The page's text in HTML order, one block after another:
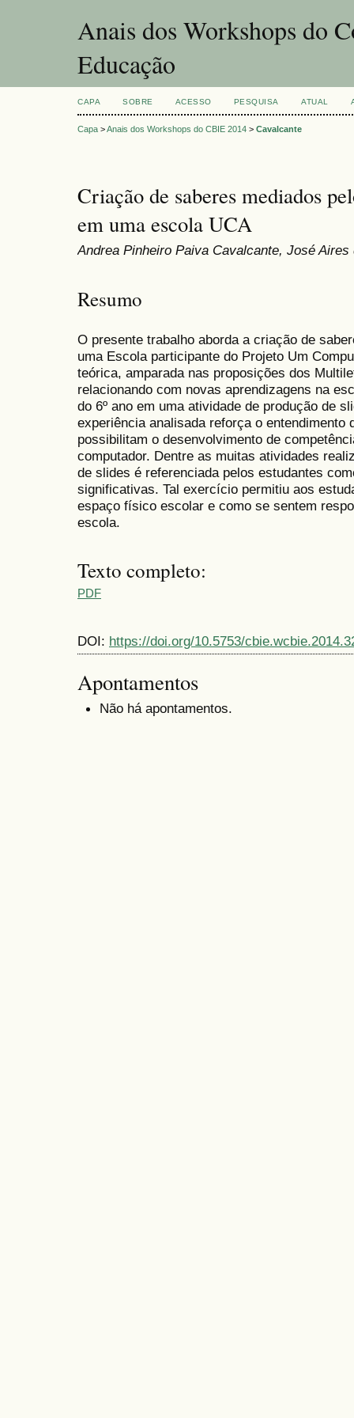
Anais dos Workshops do
Educação
CAPA SOBRE ACESSO PESQUISA ATUAL
Capa >Anais dos Workshops do CBIE 2014 > Cavalcante
Criação de saberes mediados
em uma escola UCA
Andrea Pinheiro Paiva Cavalcante, José
Resumo
O presente trabalho aborda a criação de
uma Escola participante do Projeto Um
teórica, amparada nas proposições dos
relacionando com novas aprendizagens na
do 6º ano em uma atividade de produção de
experiência analisada reforça o entendimento
possibilitam o desenvolvimento de
computador. Dentre as muitas atividades
de slides é referenciada pelos estudantes
significativas. Tal exercício permitiu aos
espaço físico escolar e como se sentem
escola.
Texto completo:
PDF
DOI: https://doi.org/10.5753/
Apontamentos
Não há apontamentos.